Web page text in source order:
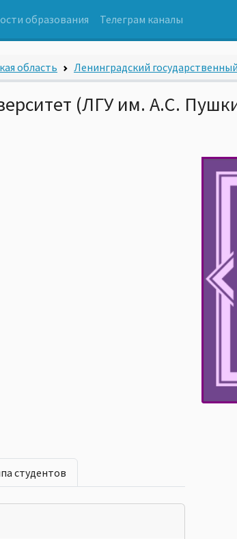
образования Телеграм каналы
область Ленинградский
(ЛГУ им. А.С.
студентов